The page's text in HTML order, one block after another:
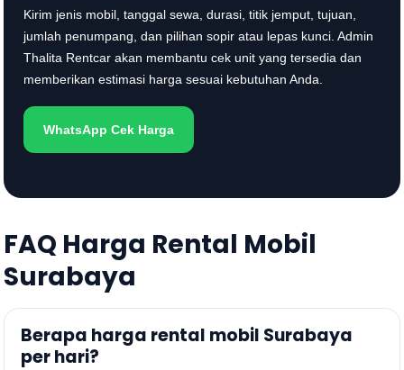
Kirim jenis mobil, tanggal sewa, durasi, titik jemput, tujuan,
jumlah penumpang, dan pilihan sopir atau lepas kunci. Admin
Thalita Rentcar akan membantu cek unit yang tersedia dan
memberikan estimasi harga sesuai kebutuhan Anda.
WhatsApp Cek Harga
FAQ Harga Rental Mobil
Surabaya
Berapa harga rental mobil Surabaya
per hari?